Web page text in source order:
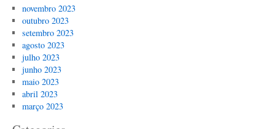
novembro 2023
outubro 2023
setembro 2023
agosto 2023
julho 2023
junho 2023
maio 2023
abril 2023
março 2023